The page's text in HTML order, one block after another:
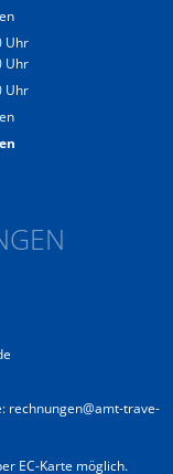
bis 12:00 Uhr
Uhr
bis 12:00 Uhr
Uhr
bis 18:00 Uhr
Uhr
bis 12:00 Uhr
rechnungen@amt-trave-
EC-Karte möglich.